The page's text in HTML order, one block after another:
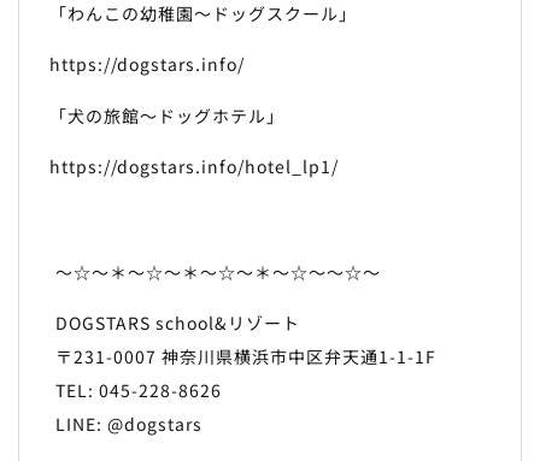
「わんこの幼稚園～ドッグスクール」
https://dogstars.info/
「犬の旅館～ドッグホテル」
https://dogstars.info/hotel_lp1/
～☆～＊～☆～＊～☆～＊～☆～～☆～
DOGSTARS school&リゾート
〒231-0007 神奈川県横浜市中区弁天通1-1-1F
TEL: 045-228-8626
LINE: @dogstars